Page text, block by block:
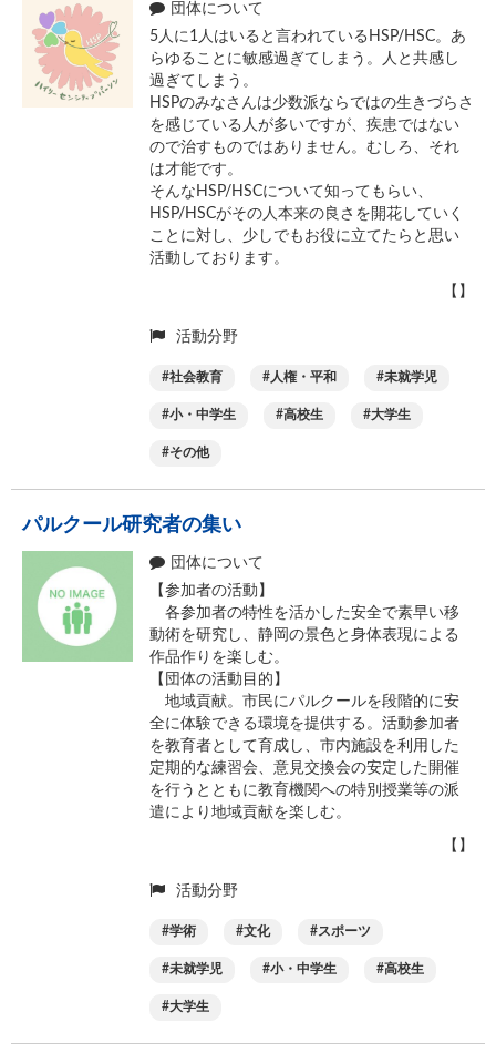
団体について
5人に1人はいると言われているHSP/HSC。あ
らゆることに敏感過ぎてしまう。人と共感し
過ぎてしまう。
HSPのみなさんは少数派ならではの生きづらさ
を感じている人が多いですが、疾患ではない
ので治すものではありません。むしろ、それ
は才能です。
そんなHSP/HSCについて知ってもらい、
HSP/HSCがその人本来の良さを開花していく
ことに対し、少しでもお役に立てたらと思い
活動しております。
【】
活動分野
社会教育 人権・平和 未就学児
小・中学生 高校生 大学生
その他
パルクール研究者の集い
団体について
【参加者の活動】
各参加者の特性を活かした安全で素早い移
動術を研究し、静岡の景色と身体表現による
作品作りを楽しむ。
【団体の活動目的】
地域貢献。市民にパルクールを段階的に安
全に体験できる環境を提供する。活動参加者
を教育者として育成し、市内施設を利用した
定期的な練習会、意見交換会の安定した開催
を行うとともに教育機関への特別授業等の派
遣により地域貢献を楽しむ。
【】
活動分野
学術 文化 スポーツ
未就学児 小・中学生 高校生
大学生